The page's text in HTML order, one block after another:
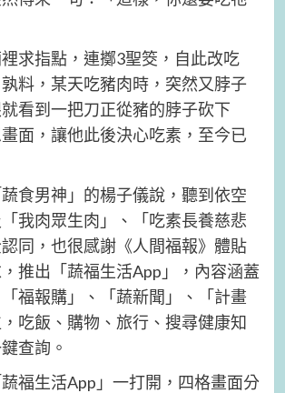
求指點，連擲3聖筊，自此改吃
料，某天吃豬肉時，突然又脖子
看到一把刀正從豬的脖子砍下
面，讓他此後決心吃素，至今已
食男神」的楊子儀說，聽到依空
我肉眾生肉」、「吃素長養慈悲
同，也很感謝《人間福報》體貼
推出「蔬福生活App」，內容涵蓋
「福報購」、「蔬新聞」、「計畫
吃飯、購物、旅行、搜尋健康知
查詢。
福生活App」一打開，四格畫面分